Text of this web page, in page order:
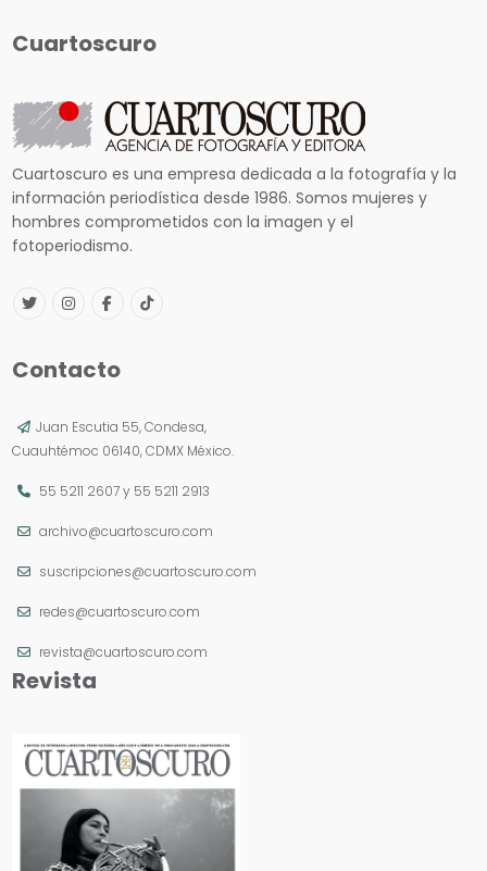
Cuartoscuro
Cuartoscuro es una empresa dedicada a la fotografía y la
información periodística desde 1986. Somos mujeres y
hombres comprometidos con la imagen y el
fotoperiodismo.
Contacto
Juan Escutia 55, Condesa,
Cuauhtémoc 06140, CDMX México.
55 5211 2607y 55 5211 2913
archivo@cuartoscuro.com
suscripciones@cuartoscuro.com
redes@cuartoscuro.com
revista@cuartoscuro.com
Revista